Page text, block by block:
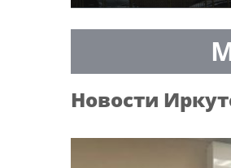
Новости